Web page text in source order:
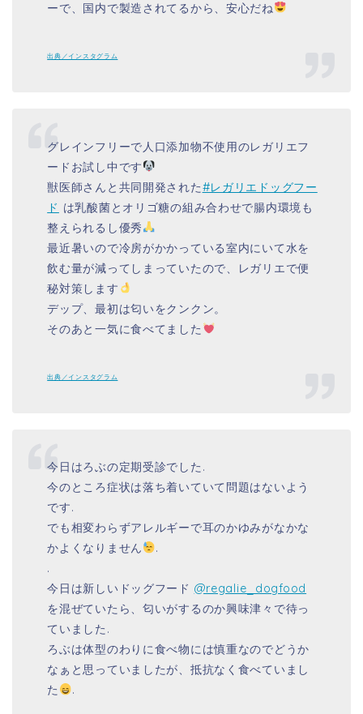
ーで、国内で製造されてるから、安心だね
出典／インスタグラム
グレインフリーで人口添加物不使用のレガリエフ
ードお試し中です
獣医師さんと共同開発された#レガリエドッグフー
ド は乳酸菌とオリゴ糖の組み合わせで腸内環境も
整えられるし優秀
最近暑いので冷房がかかっている室内にいて水を
飲む量が減ってしまっていたので、レガリエで便
秘対策します
デップ、最初は匂いをクンクン。
そのあと一気に食べてました
出典／インスタグラム
今日はろぶの定期受診でした.
今のところ症状は落ち着いていて問題はないよう
です.
でも相変わらずアレルギーで耳のかゆみがなかな
かよくなりません
.
.
今日は新しいドッグフード @regalie_dogfood
を混ぜていたら、匂いがするのか興味津々で待っ
ていました.
ろぶは体型のわりに食べ物には慎重なのでどうか
なぁと思っていましたが、抵抗なく食べていまし
た
.